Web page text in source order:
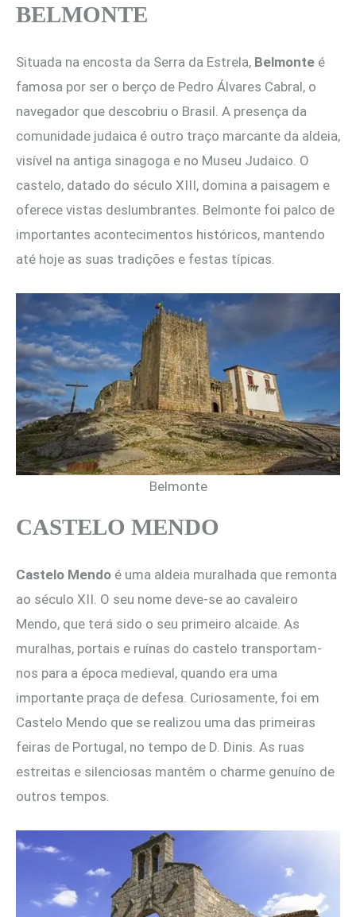
BELMONTE
Situada na encosta da Serra da Estrela, Belmonte é
famosa por ser o berço de Pedro Álvares Cabral, o
navegador que descobriu o Brasil. A presença da
comunidade judaica é outro traço marcante da aldeia,
visível na antiga sinagoga e no Museu Judaico. O
castelo, datado do século XIII, domina a paisagem e
oferece vistas deslumbrantes. Belmonte foi palco de
importantes acontecimentos históricos, mantendo
até hoje as suas tradições e festas típicas.
Belmonte
CASTELO MENDO
Castelo Mendo é uma aldeia muralhada que remonta
ao século XII. O seu nome deve-se ao cavaleiro
Mendo, que terá sido o seu primeiro alcaide. As
muralhas, portais e ruínas do castelo transportam-
nos para a época medieval, quando era uma
importante praça de defesa. Curiosamente, foi em
Castelo Mendo que se realizou uma das primeiras
feiras de Portugal, no tempo de D. Dinis. As ruas
estreitas e silenciosas mantêm o charme genuíno de
outros tempos.